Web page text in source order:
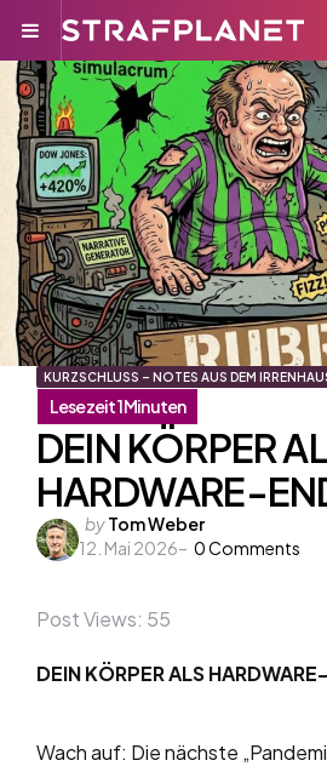
Menu
KURZSCHLUSS – NOTES AUS DEM
DEIN KÖRPER
HARDWARE-
Posted
by
byTom Weber
12. Mai 2026
0Comments
Post Views: 55
DEIN KÖRPER ALS
Wach auf: Die nächste